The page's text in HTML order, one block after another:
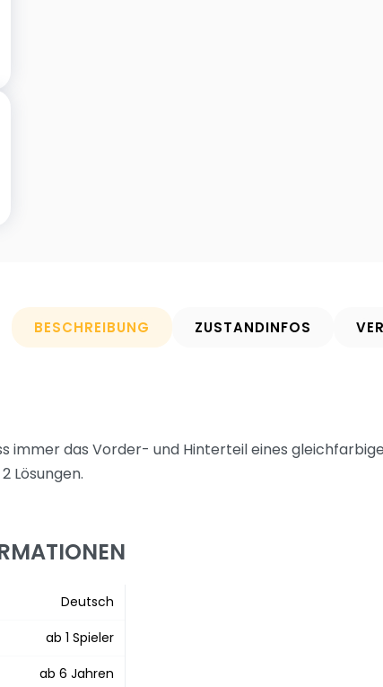
BESCHREIBUNG ZUSTANDINFOS
immer das Vorder- und Hinterteil eines
Lösungen.
Deutsch
ab 1 Spieler
ab 6 Jahren